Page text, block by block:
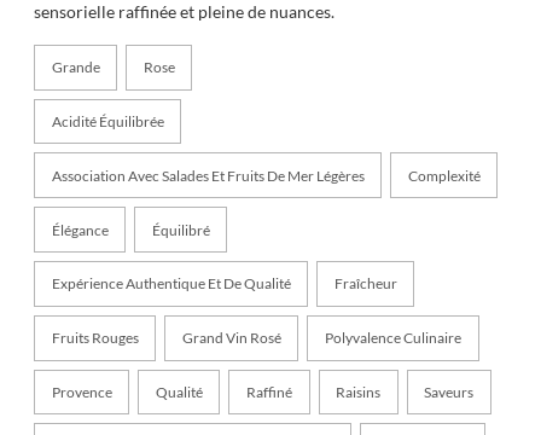
sensorielle raffinée et pleine de nuances.
Grande Rose
Acidité Équilibrée
Association Avec Salades Et Fruits De Mer Légères Complexité
Élégance Équilibré
Expérience Authentique Et De Qualité Fraîcheur
Fruits Rouges Grand Vin Rosé Polyvalence Culinaire
Provence Qualité Raffiné Raisins Saveurs